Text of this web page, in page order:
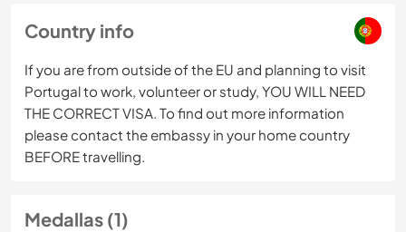
Country info
If you are from outside of the EU and planning to visit
Portugal to work, volunteer or study, YOU WILL NEED
THE CORRECT VISA. To find out more information
please contact the embassy in your home country
BEFORE travelling.
Medallas (1)